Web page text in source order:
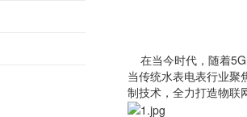
在当今时代，随着
当传统水表电表行业聚
制技术，全力打造物联